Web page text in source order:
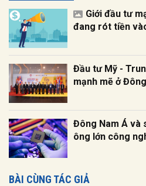
Giới đầu tư
đang rót tiền
Đầu tư Mỹ -
mạnh mẽ ở
Đông Nam Á và
ông lớn công
BÀI CÙNG TÁC GIẢ